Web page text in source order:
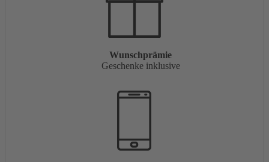
Wunschprämie
Geschenke inklusive